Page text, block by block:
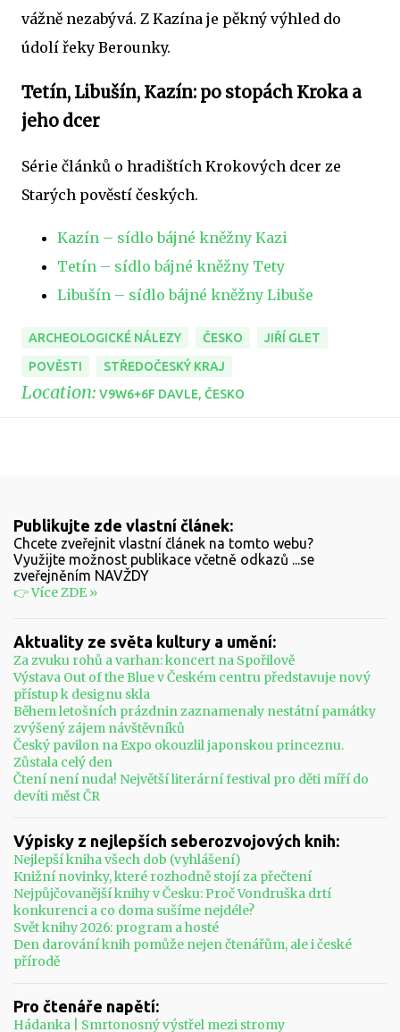
vážně nezabývá. Z Kazína je pěkný výhled do
údolí řeky Berounky.
Tetín, Libušín, Kazín: po stopách Kroka a
jeho dcer
Série článků o hradištích Krokových dcer ze
Starých pověstí českých.
Kazín – sídlo bájné kněžny Kazi
Tetín – sídlo bájné kněžny Tety
Libušín – sídlo bájné kněžny Libuše
ARCHEOLOGICKÉ NÁLEZY ČESKO
JIŘÍ GLET
POVĚSTI
STŘEDOČESKÝ KRAJ
Location: V9W6+6F DAVLE, ČESKO
Publikujte zde vlastní článek:
Chcete zveřejnit vlastní článek na tomto webu?
Využijte možnost publikace včetně odkazů ...se
zveřejněním NAVŽDY
👉 Více ZDE »
Aktuality ze světa kultury a umění:
Za zvuku rohů a varhan: koncert na Spořilově
Výstava Out of the Blue v Českém centru představuje nový
přístup k designu skla
Během letošních prázdnin zaznamenaly nestátní památky
zvýšený zájem návštěvníků
Český pavilon na Expo okouzlil japonskou princeznu.
Zůstala celý den
Čtení není nuda! Největší literární festival pro děti míří do
devíti měst ČR
Výpisky z nejlepších seberozvojových knih:
Nejlepší kniha všech dob (vyhlášení)
Knižní novinky, které rozhodně stojí za přečtení
Nejpůjčovanější knihy v Česku: Proč Vondruška drtí
konkurenci a co doma sušíme nejdéle?
Svět knihy 2026: program a hosté
Den darování knih pomůže nejen čtenářům, ale i české
přírodě
Pro čtenáře napětí:
Hádanka | Smrtonosný výstřel mezi stromy